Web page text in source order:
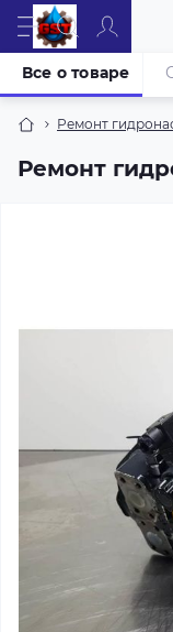
Ремонт
Ремонт
Все о товаре